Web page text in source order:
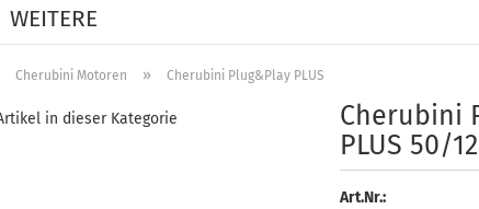
WEITERE
Cherubini Motoren » Cherubini Plug&Play PLUS 50/12 CEQ45501200
in dieser Kategorie
Che­ru­bi­ni
PLUS 50/
Art.Nr.: